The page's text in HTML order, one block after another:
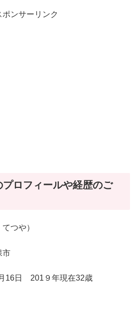
ポンサーリンク
ロフィールや経歴のご
つや）
市
16日 201９年現在32歳